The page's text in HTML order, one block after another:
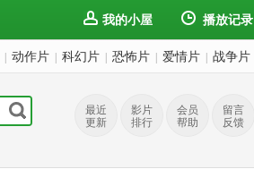
我的小屋 播放记录
动作片 科幻片 恐怖片 爱情片 战争片
最近
更新
影片
排行
会员
帮助
留言
反馈